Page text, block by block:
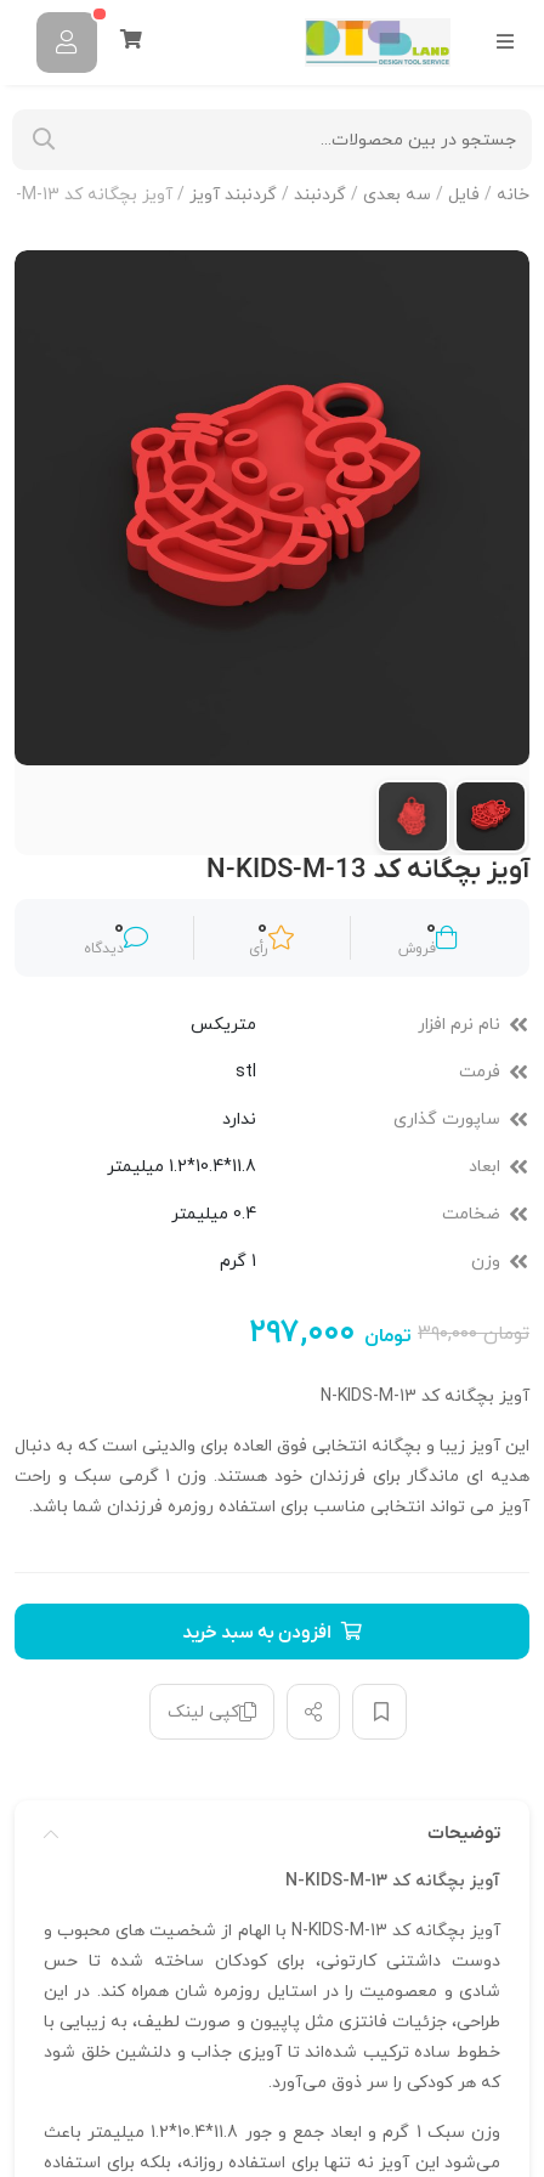
خانه / فایل / سه بعدی / گردنبند / گردنبند آویز / آویز بچگانه کد N-KIDS-M-13
آویز بچگانه کد N-KIDS-M-13
0
فروش
0
رأی
0
دیدگاه
نام نرم افزار متریکس
فرمت stl
ساپورت گذاری ندارد
ابعاد 11.8*10.4*1.2 میلیمتر
ضخامت 0.4 میلیمتر
وزن 1 گرم
۳۹۰,۰۰۰تومان ۲۹۷,۰۰۰ تومان
آویز بچگانه کد N-KIDS-M-13
این آویز زیبا و بچگانه انتخابی فوق العاده برای والدینی است که به دنبال
هدیه ای ماندگار برای فرزندان خود هستند. وزن 1 گرمی سبک و راحت
آویز می تواند انتخابی مناسب برای استفاده روزمره فرزندان شما باشد.
افزودن به سبد خرید
کپی لینک
توضیحات
آویز بچگانه کد N-KIDS-M-13
آویز بچگانه کد N-KIDS-M-13 با الهام از شخصیت‌ های محبوب و
دوست‌ داشتنی کارتونی، برای کودکان ساخته شده تا حس
شادی و معصومیت را در استایل روزمره‌ شان همراه کند. در این
طراحی، جزئیات فانتزی مثل پاپیون و صورت لطیف، به‌ زیبایی با
خطوط ساده ترکیب شده‌اند تا آویزی جذاب و دلنشین خلق شود
که هر کودکی را سر ذوق می‌آورد.
وزن سبک 1 گرم و ابعاد جمع‌ و جور 11.8*10.4*1.2 میلیمتر باعث
می‌شود این آویز نه تنها برای استفاده روزانه، بلکه برای استفاده